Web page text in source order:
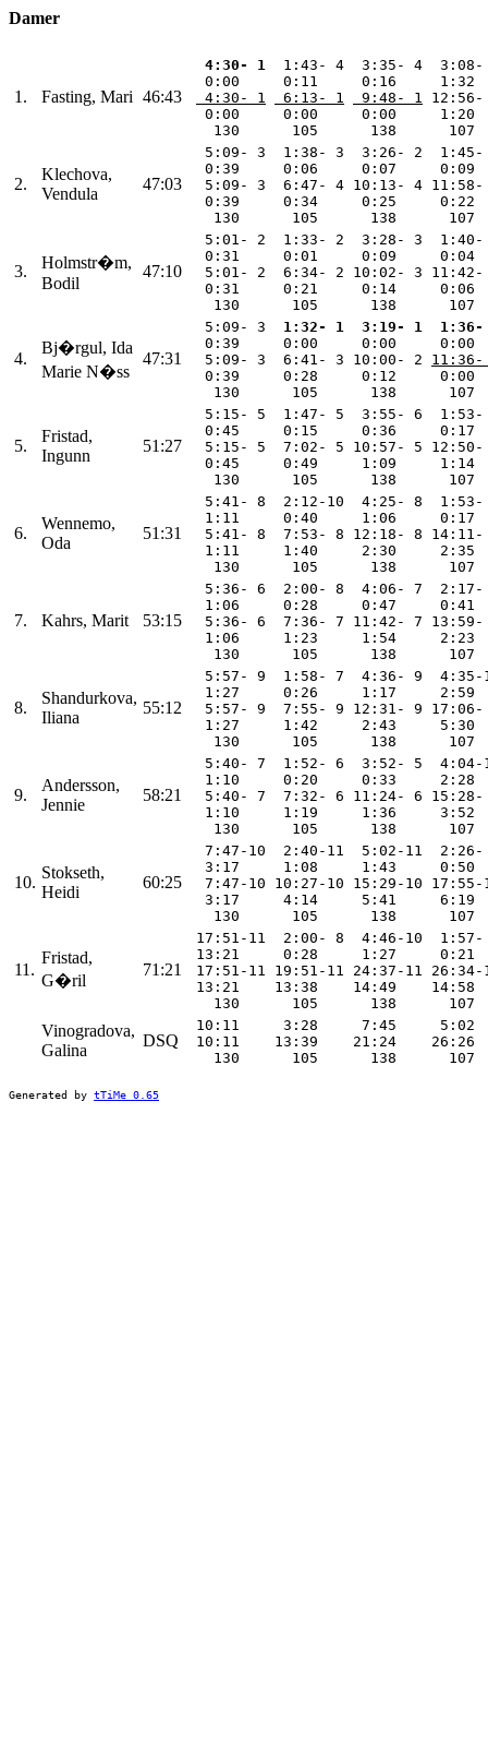
Damer
1. Fasting, Mari 46:43
4:30- 1
1:43- 4  3:35- 4
0:00     0:11     0:16
4:30- 1
6:13- 1 9:48- 1
0:00     0:00     0:00
130      105      138
2.
Klechova,
Vendula
47:03
5:09- 3  1:38- 3  3:26- 2
0:39     0:06     0:07
5:09- 3  6:47- 4 10:13- 4
0:39     0:34     0:25
130      105      138
3.
Holmstr�m,
Bodil
47:10
5:01- 2  1:33- 2  3:28- 3
0:31     0:01     0:09
5:01- 2  6:34- 2 10:02- 3
0:31     0:21     0:14
130      105      138
4.
Bj�rgul, Ida
Marie N�ss
47:31
  5:09- 3
1:32- 1 3:19- 1
1:36-
0:39     0:00     0:00
  5:09- 3  6:41- 3 10:00- 2
0:39     0:28     0:12
130      105      138
5.
Fristad,
Ingunn
51:27
5:15- 5  1:47- 5  3:55- 6
0:45     0:15     0:36
5:15- 5  7:02- 5 10:57- 5
0:45     0:49     1:09
130      105      138
6.
Wennemo,
Oda
51:31
5:41- 8  2:12-10  4:25- 8
1:11     0:40     1:06
5:41- 8  7:53- 8 12:18- 8
1:11     1:40     2:30
130      105      138
7. Kahrs, Marit 53:15
5:36- 6  2:00- 8  4:06- 7
1:06     0:28     0:47
5:36- 6  7:36- 7 11:42- 7
1:06     1:23     1:54
130      105      138
8.
Shandurkova,
Iliana
55:12
5:57- 9  1:58- 7  4:36- 9
1:27     0:26     1:17
5:57- 9  7:55- 9 12:31- 9
1:27     1:42     2:43
130      105      138
9.
Andersson,
Jennie
58:21
5:40- 7  1:52- 6  3:52- 5
1:10     0:20     0:33
5:40- 7  7:32- 6 11:24- 6
1:10     1:19     1:36
130      105      138
10.
Stokseth,
Heidi
60:25
7:47-10  2:40-11  5:02-11
3:17     1:08     1:43
7:47-10 10:27-10 15:29-10
3:17     4:14     5:41
130      105      138
11.
Fristad,
G�ril
71:21
17:51-11  2:00- 8  4:46-10
13:21     0:28     1:27
17:51-11 19:51-11 24:37-11
13:21    13:38    14:49
130      105      138
Vinogradova,
Galina
DSQ
10:11     3:28     7:45
10:11    13:39    21:24
130      105      138
Generated by tTiMe 0.65